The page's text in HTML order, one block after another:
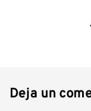
Deja un